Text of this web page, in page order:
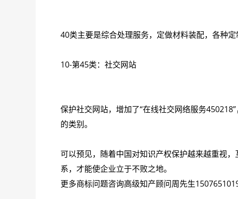
40类主要是综合处理服务，定做材料装配，各种定
10-第45类：社交网站
保护社交网站，增加了“在线社交网络服务
的类别。
可以预见，随着中国对知识产权保护越来越重视
系，才能使企业立于不败之地。
更多商标问题咨询高级知产顾问周先生